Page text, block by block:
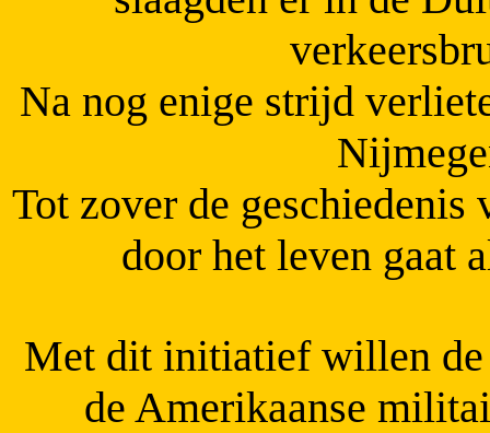
Na nog enige strijd
Tot zover de geschiedenis
door het leven gaat
Met dit initiatief willen de
de Amerikaanse